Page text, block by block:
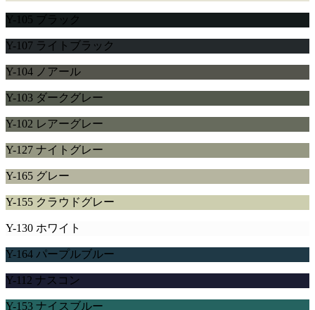
Y-105 ブラック
Y-107 ライトブラック
Y-104 ノアール
Y-103 ダークグレー
Y-102 レアーグレー
Y-127 ナイトグレー
Y-165 グレー
Y-155 クラウドグレー
Y-130 ホワイト
Y-164 パープルブルー
Y-112 ナスコン
Y-153 ナイスブルー